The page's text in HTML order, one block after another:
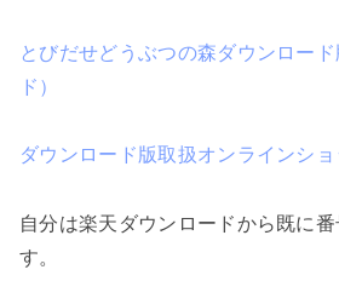
とびだせどうぶつの森ダウンロー
ド）
ダウンロード版取扱オンラインシ
自分は楽天ダウンロードから既に
す。